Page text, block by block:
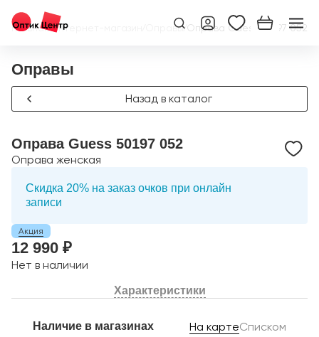
Главная/Интернет-магазин Оправы/Оправа Guess 50197 052
Оправы
Назад в каталог
Оправа Guess 50197 052
Оправа женская
Скидка 20% на заказ очков при онлайн
записи
Акция
12 990 ₽
Нет в наличии
Характеристики
Наличие в магазинах На картеСписком